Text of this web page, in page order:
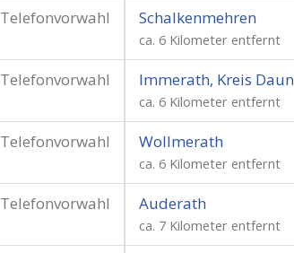
Telefonvorwahl Schalkenmehren
ca. 6 Kilometer entfernt
Telefonvorwahl Immerath, Kreis Daun
ca. 6 Kilometer entfernt
Telefonvorwahl Wollmerath
ca. 6 Kilometer entfernt
Telefonvorwahl Auderath
ca. 7 Kilometer entfernt